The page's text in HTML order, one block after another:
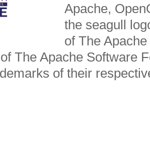
Apache,
the seagull
of The
The Apache Software
of their